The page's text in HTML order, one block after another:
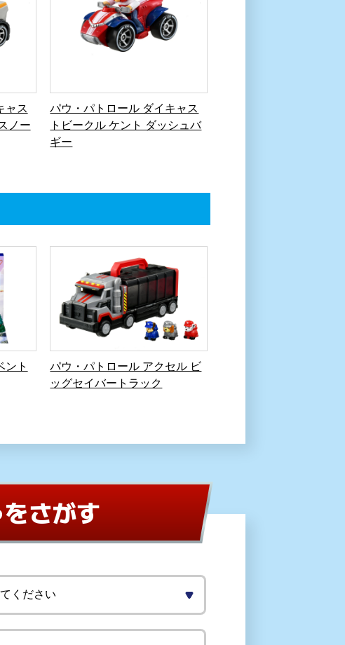
ャス
ノー
パウ・パトロール ダイキャス
トビークル ケント ダッシュバ
ギー
ント
パウ・パトロール アクセル ビ
ッグセイバートラック
さがす